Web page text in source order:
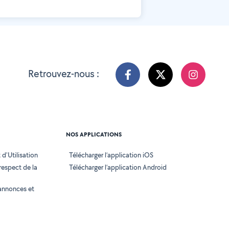
Retrouvez-nous :
d'Utilisation
de la
et
NOS APPLICATIONS
Télécharger l’application iOS
Télécharger l’application Android